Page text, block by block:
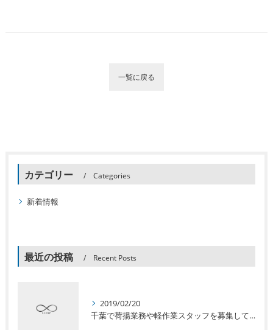
一覧に戻る
カテゴリー Categories
新着情報
最近の投稿 Recent Posts
2019/02/20
千葉で荷揚業務や軽作業スタッフを募集している有限会社LOOPです